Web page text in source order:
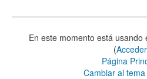
En este momento está usando
(Acceder
Página
Cambiar al